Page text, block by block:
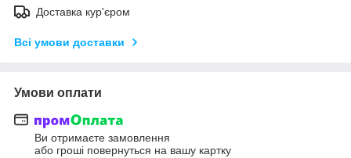
Доставка кур'єром
Всі умови доставки
Умови оплати
Ви отримаєте замовлення
або гроші повернуться на вашу картку